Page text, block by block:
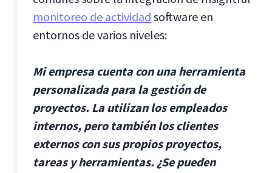
monitoreo de actividad software en
entornos de varios niveles:
Mi empresa cuenta con una herramienta
personalizada para la gestión de
proyectos. La utilizan los empleados
internos, pero también los clientes
externos con sus propios proyectos,
tareas y herramientas. ¿Se pueden